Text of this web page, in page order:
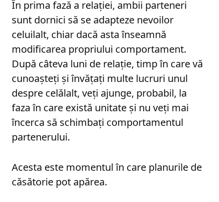
În prima fază a relației, ambii parteneri
sunt dornici să se adapteze nevoilor
celuilalt, chiar dacă asta înseamnă
modificarea propriului comportament.
După câteva luni de relație, timp în care vă
cunoașteți și învățați multe lucruri unul
despre celălalt, veți ajunge, probabil, la
faza în care există unitate și nu veți mai
încerca să schimbați comportamentul
partenerului.
Acesta este momentul în care planurile de
căsătorie pot apărea.